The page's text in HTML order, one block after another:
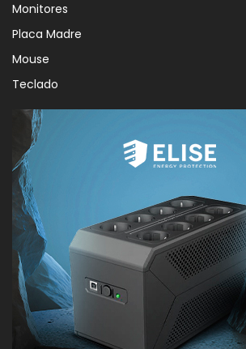
Monitores
Placa Madre
Mouse
Teclado